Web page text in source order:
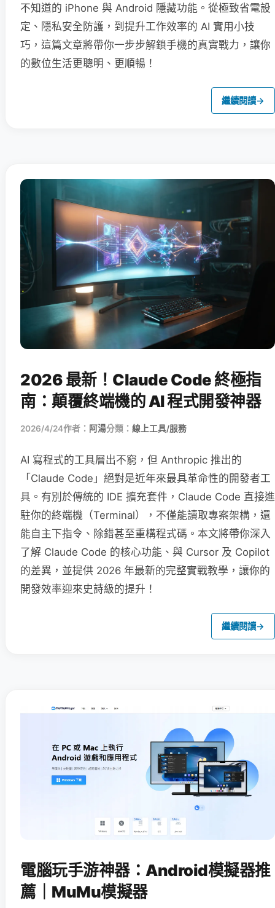
不知道的 iPhone 與 Android 隱藏功能。從極致省電設
定、隱私安全防護，到提升工作效率的 AI 實用小技
巧，這篇文章將帶你一步步解鎖手機的真實戰力，讓你
的數位生活更聰明、更順暢！
繼續閱讀→
2026 最新！Claude Code 終極指
南：顛覆終端機的 AI 程式開發神器
2026/4/24作者： 阿湯分類： 線上工具/服務
AI 寫程式的工具層出不窮，但 Anthropic 推出的
「Claude Code」絕對是近年來最具革命性的開發者工
具。有別於傳統的 IDE 擴充套件，Claude Code 直接進
駐你的終端機（Terminal），不僅能讀取專案架構，還
能自主下指令、除錯甚至重構程式碼。本文將帶你深入
了解 Claude Code 的核心功能、與 Cursor 及 Copilot
的差異，並提供 2026 年最新的完整實戰教學，讓你的
開發效率迎來史詩級的提升！
繼續閱讀→
電腦玩手游神器：Android模擬器推
薦｜MuMu模擬器